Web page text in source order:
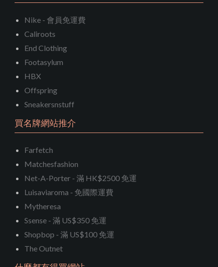
Nike - 會員免運費
Caliroots
End Clothing
Footasylum
HBX
Offspring
Sneakersnstuff
買名牌網站推介
Farfetch
Matchesfashion
Net-A-Porter - 滿 HK$2500 免運
Luisaviaroma - 免國際運費
Mytheresa
Ssense - 滿 US$350 免運
Shopbop - 滿 US$100 免運
The Outnet